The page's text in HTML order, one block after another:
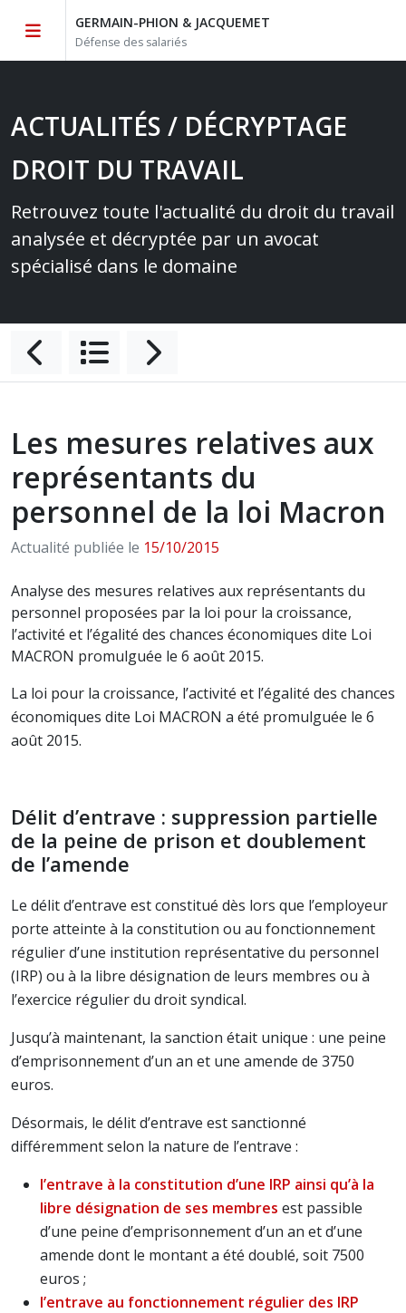
GERMAIN-PHION & JACQUEMET
Défense des salariés
ACTUALITÉS / DÉCRYPTAGE
DROIT DU TRAVAIL
Retrouvez toute l'actualité du droit du travail
analysée et décryptée par un avocat
spécialisé dans le domaine
Les mesures relatives aux
représentants du
personnel de la loi Macron
Actualité publiée le 15/10/2015
Analyse des mesures relatives aux représentants du
personnel proposées par la loi pour la croissance,
l’activité et l’égalité des chances économiques dite Loi
MACRON promulguée le 6 août 2015.
La loi pour la croissance, l’activité et l’égalité des chances
économiques dite Loi MACRON a été promulguée le 6
août 2015.
Délit d’entrave : suppression partielle
de la peine de prison et doublement
de l’amende
Le délit d’entrave est constitué dès lors que l’employeur
porte atteinte à la constitution ou au fonctionnement
régulier d’une institution représentative du personnel
(IRP) ou à la libre désignation de leurs membres ou à
l’exercice régulier du droit syndical.
Jusqu’à maintenant, la sanction était unique : une peine
d’emprisonnement d’un an et une amende de 3750
euros.
Désormais, le délit d’entrave est sanctionné
différemment selon la nature de l’entrave :
l’entrave à la constitution d’une IRP ainsi qu’à la
libre désignation de ses membres est passible
d’une peine d’emprisonnement d’un an et d’une
amende dont le montant a été doublé, soit 7500
euros ;
l’entrave au fonctionnement régulier des IRP